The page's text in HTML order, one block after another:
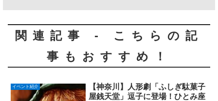
関連記事 - こちらの記
事もおすすめ！
イベント紹介
【神奈川】人形劇「ふしぎ駄菓子
屋銭天堂」逗子に登場！ひとみ座